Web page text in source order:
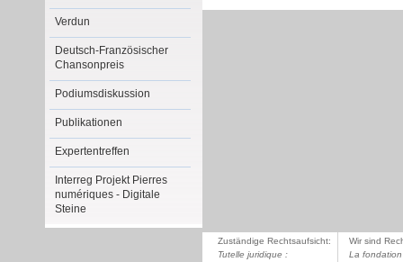
Verdun
Deutsch-Französischer
Chansonpreis
Podiumsdiskussion
Publikationen
Expertentreffen
Interreg Projekt Pierres
numériques - Digitale
Steine
Zuständige Rechtsaufsicht:
Tutelle juridique :
Wir sind
La